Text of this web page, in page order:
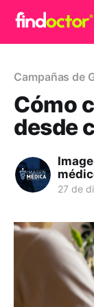
Campañas de
Cómo
desde
27 de